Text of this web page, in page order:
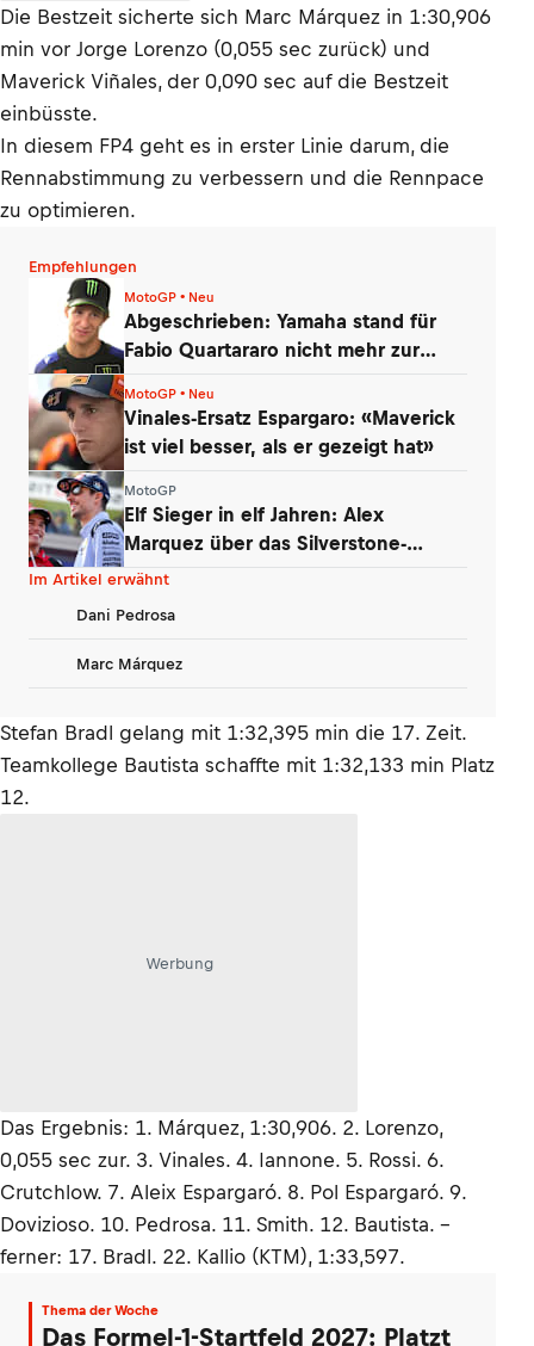
Die Bestzeit sicherte sich Marc Márquez in 1:30,906
min vor Jorge Lorenzo (0,055 sec zurück) und
Maverick Viñales, der 0,090 sec auf die Bestzeit
einbüsste.
In diesem FP4 geht es in erster Linie darum, die
Rennabstimmung zu verbessern und die Rennpace
zu optimieren.
Empfehlungen
MotoGP • Neu
Abgeschrieben: Yamaha stand für
Fabio Quartararo nicht mehr zur
MotoGP • Neu
Vinales-Ersatz Espargaro: «Maverick
ist viel besser, als er gezeigt hat»
MotoGP
Elf Sieger in elf Jahren: Alex
Marquez über das Silverstone-
Phänomen
Im Artikel erwähnt
Dani Pedrosa
Marc Márquez
Stefan Bradl gelang mit 1:32,395 min die 17. Zeit.
Teamkollege Bautista schaffte mit 1:32,133 min Platz
12.
Werbung
Das Ergebnis: 1. Márquez, 1:30,906. 2. Lorenzo,
0,055 sec zur. 3. Vinales. 4. Iannone. 5. Rossi. 6.
Crutchlow. 7. Aleix Espargaró. 8. Pol Espargaró. 9.
Dovizioso. 10. Pedrosa. 11. Smith. 12. Bautista. –
ferner: 17. Bradl. 22. Kallio (KTM), 1:33,597.
Thema der Woche
Das Formel-1-Startfeld 2027: Platzt